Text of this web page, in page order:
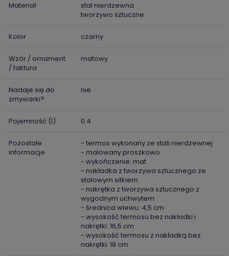
Materiał
stal nierdzewna
tworzywo sztuczne
Kolor czarny
Wzór / ornament
/ faktura
matowy
Nadaje się do
zmywarki?
nie
Pojemność (l) 0.4
Pozostałe
informacje
- termos wykonany ze stali nierdzewnej
- malowany proszkowo
- wykończenie: mat
- nakładka z tworzywa sztucznego ze
stalowym sitkiem
- nakrętka z tworzywa sztucznego z
wygodnym uchwytem
- średnica wlewu: 4,5 cm
- wysokość termosu bez nakładki i
nakrętki: 16,5 cm
- wysokość termosu z nakładką bez
nakrętki: 18 cm